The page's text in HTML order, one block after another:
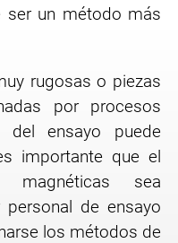
ser un método más
rugosas o piezas
por procesos
del ensayo puede
importante que el
magnéticas sea
de ensayo
los métodos de